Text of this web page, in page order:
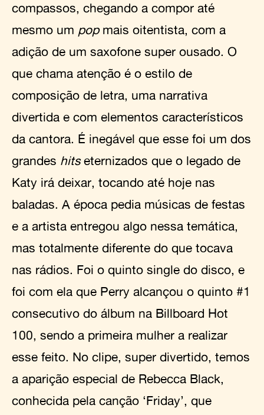
compassos, chegando a compor até
mesmo um popmais oitentista, com a
adição de um saxofone super ousado. O
que chama atenção é o estilo de
composição de letra, uma narrativa
divertida e com elementos característicos
da cantora. É inegável que esse foi um dos
grandes hitseternizados que o legado de
Katy irá deixar, tocando até hoje nas
baladas. A época pedia músicas de festas
e a artista entregou algo nessa temática,
mas totalmente diferente do que tocava
nas rádios. Foi o quinto single do disco, e
foi com ela que Perry alcançou o quinto #1
consecutivo do álbum na Billboard Hot
100, sendo a primeira mulher a realizar
esse feito. No clipe, super divertido, temos
a aparição especial de Rebecca Black,
conhecida pela canção ‘Friday’, que